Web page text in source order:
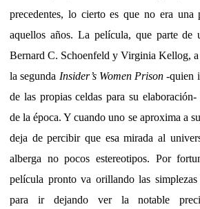
precedentes, lo cierto es que no era una
aquellos años. La película, que parte de
Bernard C. Schoenfeld y Virginia Kellog,
la segunda Insider’s Women Prison -quien
de las propias celdas para su
de la época. Y cuando uno se aproxima a
deja de percibir que esa mirada al
alberga no pocos estereotipos. Por
película pronto va orillando las simplezas
para ir dejando ver la notable